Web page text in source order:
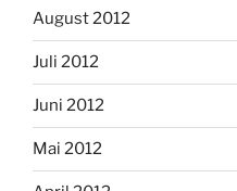
August 2012
Juli 2012
Juni 2012
Mai 2012